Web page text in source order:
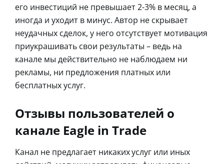
его инвестиций не превышает 2-3% в месяц, а
иногда и уходит в минус. Автор не скрывает
неудачных сделок, у него отсутствует мотивация
приукрашивать свои результаты – ведь на
канале мы действительно не наблюдаем ни
рекламы, ни предложения платных или
бесплатных услуг.
Отзывы пользователей о
канале Eagle in Trade
Канал не предлагает никаких услуг или иных